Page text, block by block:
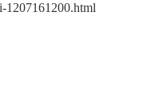
1207161200.html